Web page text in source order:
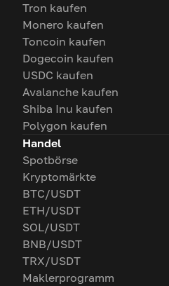
Tron kaufen
Monero kaufen
Toncoin kaufen
Dogecoin kaufen
USDC kaufen
Avalanche kaufen
Shiba Inu kaufen
Polygon kaufen
Handel
Spotbörse
Kryptomärkte
BTC/USDT
ETH/USDT
SOL/USDT
BNB/USDT
TRX/USDT
Maklerprogramm